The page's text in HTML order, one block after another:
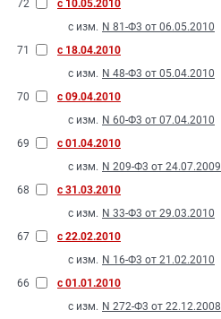
72
с 10.05.2010
с изм. N 81-Ф3 от 06.05.2010
71
с 18.04.2010
с изм. N 48-Ф3 от 05.04.2010
70
с 09.04.2010
с изм. N 60-Ф3 от 07.04.2010
69
с 01.04.2010
с изм. N 209-Ф3 от 24.07.2009
68
с 31.03.2010
с изм. N 33-Ф3 от 29.03.2010
67
с 22.02.2010
с изм. N 16-Ф3 от 21.02.2010
66
с 01.01.2010
с изм. N 272-Ф3 от 22.12.2008